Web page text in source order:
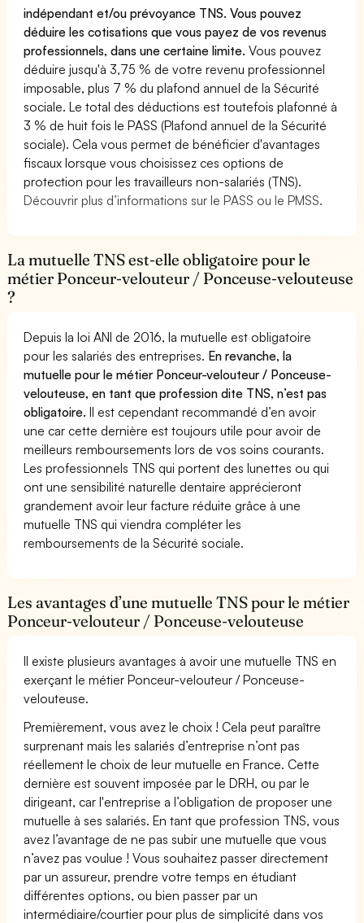
indépendant et/ou prévoyance TNS. Vous pouvez
déduire les cotisations que vous payez de vos revenus
professionnels, dans une certaine limite.Vous pouvez
déduire jusqu'à 3,75 % de votre revenu professionnel
imposable, plus 7 % du plafond annuel de la Sécurité
sociale. Le total des déductions est toutefois plafonné à
3 % de huit fois le PASS (Plafond annuel de la Sécurité
sociale). Cela vous permet de bénéficier d'avantages
fiscaux lorsque vous choisissez ces options de
protection pour les travailleurs non-salariés (TNS).
Découvrir plus d’informations sur le PASS ou le PMSS.
La mutuelle TNS est-elle obligatoire pour le
métier Ponceur-velouteur / Ponceuse-velouteuse
?
Depuis la loi ANI de 2016, la mutuelle est obligatoire
pour les salariés des entreprises. En revanche, la
mutuelle pour le métier Ponceur-velouteur / Ponceuse-
velouteuse, en tant que profession dite TNS, n’est pas
obligatoire.Il est cependant recommandé d’en avoir
une car cette dernière est toujours utile pour avoir de
meilleurs remboursements lors de vos soins courants.
Les professionnels TNS qui portent des lunettes ou qui
ont une sensibilité naturelle dentaire apprécieront
grandement avoir leur facture réduite grâce à une
mutuelle TNS qui viendra compléter les
remboursements de la Sécurité sociale.
Les avantages d’une mutuelle TNS pour le métier
Ponceur-velouteur / Ponceuse-velouteuse
Il existe plusieurs avantages à avoir une mutuelle TNS en
exerçant le métier Ponceur-velouteur / Ponceuse-
velouteuse.
Premièrement, vous avez le choix ! Cela peut paraître
surprenant mais les salariés d’entreprise n’ont pas
réellement le choix de leur mutuelle en France. Cette
dernière est souvent imposée par le DRH, ou par le
dirigeant, car l'entreprise a l’obligation de proposer une
mutuelle à ses salariés. En tant que profession TNS, vous
avez l’avantage de ne pas subir une mutuelle que vous
n’avez pas voulue ! Vous souhaitez passer directement
par un assureur, prendre votre temps en étudiant
différentes options, ou bien passer par un
intermédiaire/courtier pour plus de simplicité dans vos